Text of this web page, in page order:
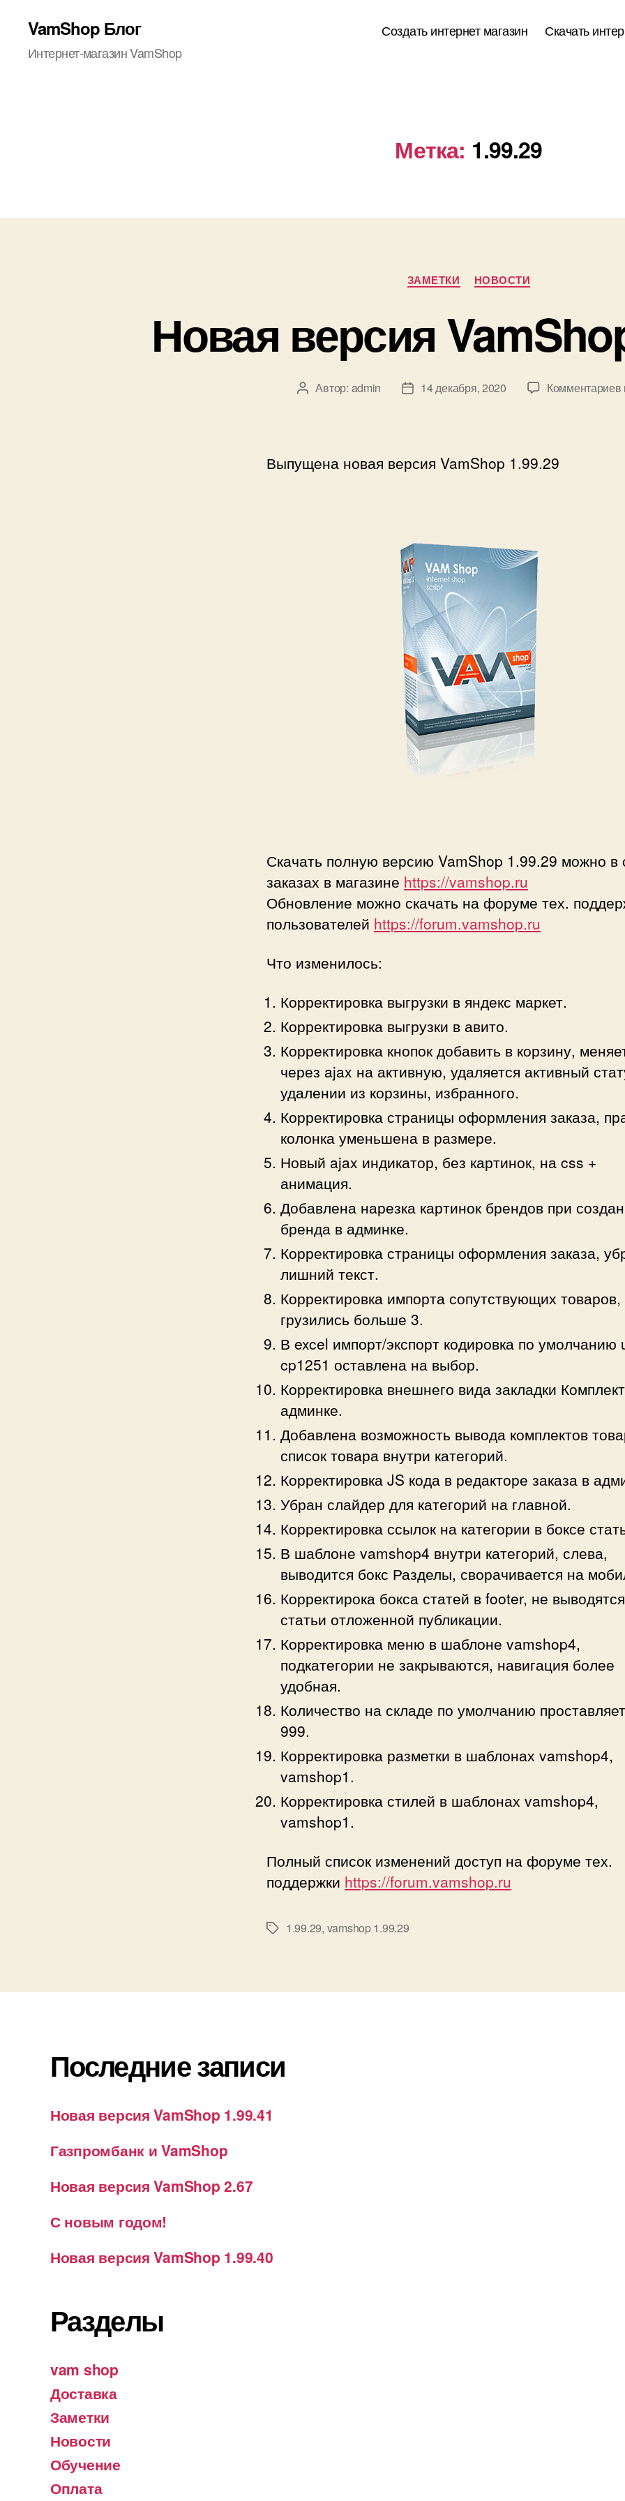
VamShop Блог
Интернет-магазин VamShop
Создать интернет магазин Скачать
Метка: 1.99.29
Рубрики
ЗАМЕТКИ НОВОСТИ
Новая версия
Автор
Автор: admin
Дата14 декабря, 2020 Комментариевк
Выпущена новая версия VamShop 1.99.29
Скачать полную версию VamShop 1.99.29 можно в
заказах в магазине https://vamshop.ru
Обновление можно скачать на форуме тех.
пользователей https://forum.vamshop.ru
Что изменилось:
Корректировка выгрузки в яндекс маркет.
Корректировка выгрузки в авито.
Корректировка кнопок добавить в корзину,
через ajax на активную, удаляется активный
удалении из корзины, избранного.
Корректировка страницы оформления заказа,
колонка уменьшена в размере.
Новый ajax индикатор, без картинок, на css +
анимация.
Добавлена нарезка картинок брендов при
бренда в админке.
Корректировка страницы оформления заказа,
лишний текст.
Корректировка импорта сопутствующих товаров,
грузились больше 3.
В excel импорт/экспорт кодировка по умолчанию
cp1251 оставлена на выбор.
Корректировка внешнего вида закладки
админке.
Добавлена возможность вывода комплектов
список товара внутри категорий.
Корректировка JS кода в редакторе заказа в
Убран слайдер для категорий на главной.
Корректировка ссылок на категории в боксе
В шаблоне vamshop4 внутри категорий, слева,
выводится бокс Разделы, сворачивается на
Корректирока бокса статей в footer, не выводятся
статьи отложенной публикации.
Корректировка меню в шаблоне vamshop4,
подкатегории не закрываются, навигация более
удобная.
Количество на складе по умолчанию
999.
Корректировка разметки в шаблонах vamshop4,
vamshop1.
Корректировка стилей в шаблонах vamshop4,
vamshop1.
Полный список изменений доступ на форуме тех.
поддержки https://forum.vamshop.ru
Метки1.99.29, vamshop 1.99.29
Последние записи
Новая версия VamShop 1.99.41
Газпромбанк и VamShop
Новая версия VamShop 2.67
С новым годом!
Новая версия VamShop 1.99.40
Разделы
vam shop
Доставка
Заметки
Новости
Обучение
Оплата